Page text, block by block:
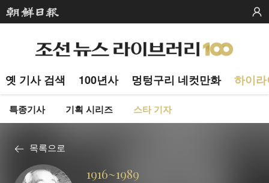
옛 기사 검색 100년사 멍텅구리 네컷만화 하이
특종기사 기획 시리즈 스타 기자
목록으로
1916~1989